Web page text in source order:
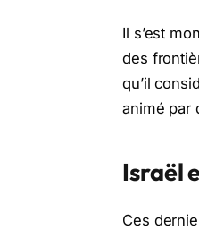
Il s’est
des
qu’il
animé par
Israël
Ces